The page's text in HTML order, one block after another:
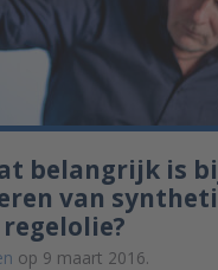
belangrijk is
van
op 9 maart 2016.